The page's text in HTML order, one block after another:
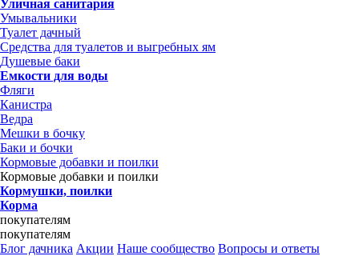
Уличная санитария
Умывальники
Туалет дачный
Средства для туалетов и выгребных ям
Душевые баки
Емкости для воды
Фляги
Канистра
Ведра
Мешки в бочку
Баки и бочки
Кормовые добавки и поилки
Кормовые добавки и поилки
Кормушки, поилки
Корма
покупателям
покупателям
Блог дачника Акции Наше сообщество Вопросы и ответы